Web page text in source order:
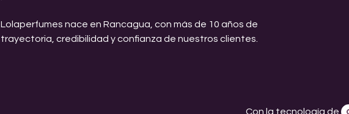
Lolaperfumes nace en Rancagua, con más de 10 años de
trayectoria, credibilidad y confianza de nuestros clientes.
Con la tecnología de